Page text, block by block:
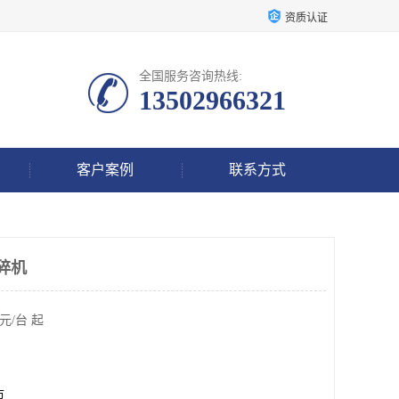
资质认证
全国服务咨询热线:
13502966321
客户案例 联系方式
机
元/台 起